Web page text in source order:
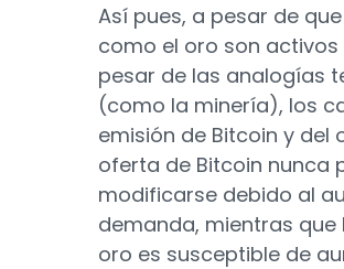
Así pues, a pesar de
como el oro son activos
pesar de las analogías
(como la minería), los
emisión de Bitcoin y del
oferta de Bitcoin nunca
modificarse debido al
demanda, mientras que
oro es susceptible de